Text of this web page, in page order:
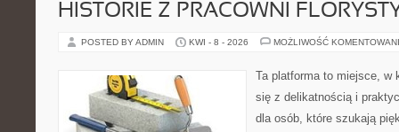
HISTORIE Z PRACOWNI
POSTED BY ADMIN KWI - 8 - 2026 MOŻLIWOŚĆ
Ta platforma to miejsce, w
się z delikatnością i
dla osób, które szukają